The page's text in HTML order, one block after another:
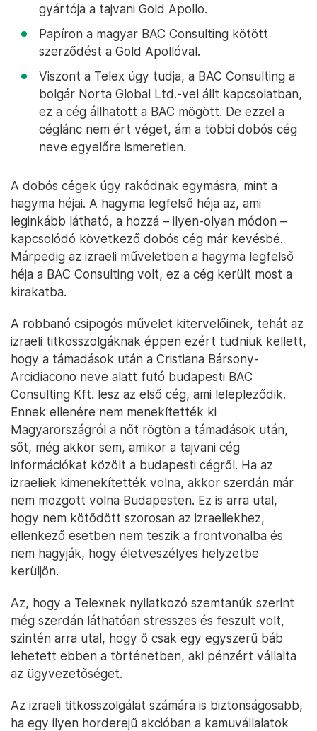
gyártója a tajvani Gold Apollo.
Papíron a magyar BAC Consulting kötött
szerződést a Gold Apollóval.
Viszont a Telex úgy tudja, a BAC Consulting a
bolgár Norta Global Ltd.-vel állt kapcsolatban,
ez a cég állhatott a BAC mögött. De ezzel a
céglánc nem ért véget, ám a többi dobós cég
neve egyelőre ismeretlen.
A dobós cégek úgy rakódnak egymásra, mint a
hagyma héjai. A hagyma legfelső héja az, ami
leginkább látható, a hozzá – ilyen-olyan módon –
kapcsolódó következő dobós cég már kevésbé.
Márpedig az izraeli műveletben a hagyma legfelső
héja a BAC Consulting volt, ez a cég került most a
kirakatba.
A robbanó csipogós művelet kitervelőinek, tehát az
izraeli titkosszolgáknak éppen ezért tudniuk kellett,
hogy a támadások után a Cristiana Bársony-
Arcidiacono neve alatt futó budapesti BAC
Consulting Kft. lesz az első cég, ami lelepleződik.
Ennek ellenére nem menekítették ki
Magyarországról a nőt rögtön a támadások után,
sőt, még akkor sem, amikor a tajvani cég
információkat közölt a budapesti cégről. Ha az
izraeliek kimenekítették volna, akkor szerdán már
nem mozgott volna Budapesten. Ez is arra utal,
hogy nem kötődött szorosan az izraeliekhez,
ellenkező esetben nem teszik a frontvonalba és
nem hagyják, hogy életveszélyes helyzetbe
kerüljön.
Az, hogy a Telexnek nyilatkozó szemtanúk szerint
még szerdán láthatóan stresszes és feszült volt,
szintén arra utal, hogy ő csak egy egyszerű báb
lehetett ebben a történetben, aki pénzért vállalta
az ügyvezetőséget.
Az izraeli titkosszolgálat számára is biztonságosabb,
ha egy ilyen horderejű akcióban a kamuvállalatok